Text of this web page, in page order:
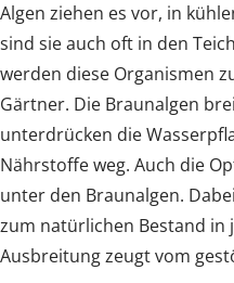
Algen ziehen es vor, in
sind sie auch oft in den
werden diese Organismen
Gärtner. Die Braunalgen
unterdrücken die
Nährstoffe weg. Auch die
unter den Braunalgen.
zum natürlichen Bestand in
Ausbreitung zeugt vom